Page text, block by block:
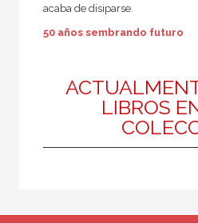
Estética
NUESTRAS COLECCIONES
acaba de disiparse.
50 años sembrando futuro
LIBROS